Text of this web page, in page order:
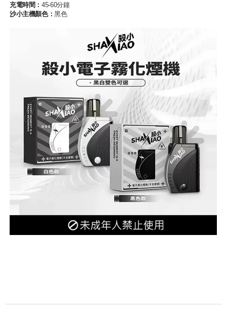
充電時間：45-60分鐘
沙小主機顏色：黑色